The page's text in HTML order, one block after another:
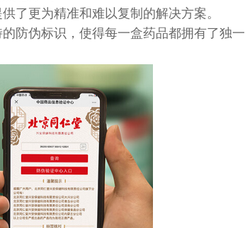
了更为精准和难以复制的解决方案。
防伪标识，使得每一盒药品都拥有了独